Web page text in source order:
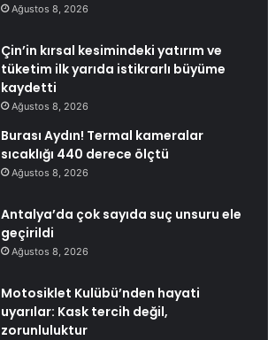
Ağustos 8, 2026
Çin’in kırsal kesimindeki yatırım ve
tüketim ilk yarıda istikrarlı büyüme
kaydetti
Ağustos 8, 2026
Burası Aydın! Termal kameralar
sıcaklığı 440 derece ölçtü
Ağustos 8, 2026
Antalya’da çok sayıda suç unsuru ele
geçirildi
Ağustos 8, 2026
Motosiklet Kulübü’nden hayati
uyarılar: Kask tercih değil,
zorunluluktur